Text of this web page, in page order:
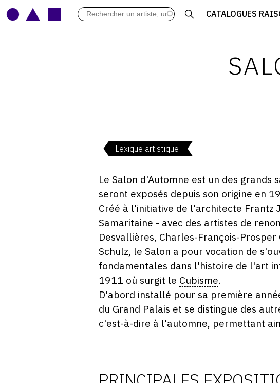
CATALOGUES
ARCHIVES DES EXPOSITIONS
Lexique artistique
Le Salon d'Automne est un des grands
seront exposés depuis son origine en
Créé à l'initiative de l'architecte Frantz
Samaritaine - avec des artistes de
Desvallières, Charles-François-
Schulz, le Salon a pour vocation de
fondamentales dans l'histoire de l'art
1911 où surgit le Cubisme.
D'abord installé pour sa première
du Grand Palais et se distingue des
c'est-à-dire à l'automne, permettant